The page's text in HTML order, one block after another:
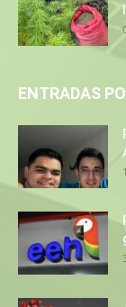
ENTRADAS